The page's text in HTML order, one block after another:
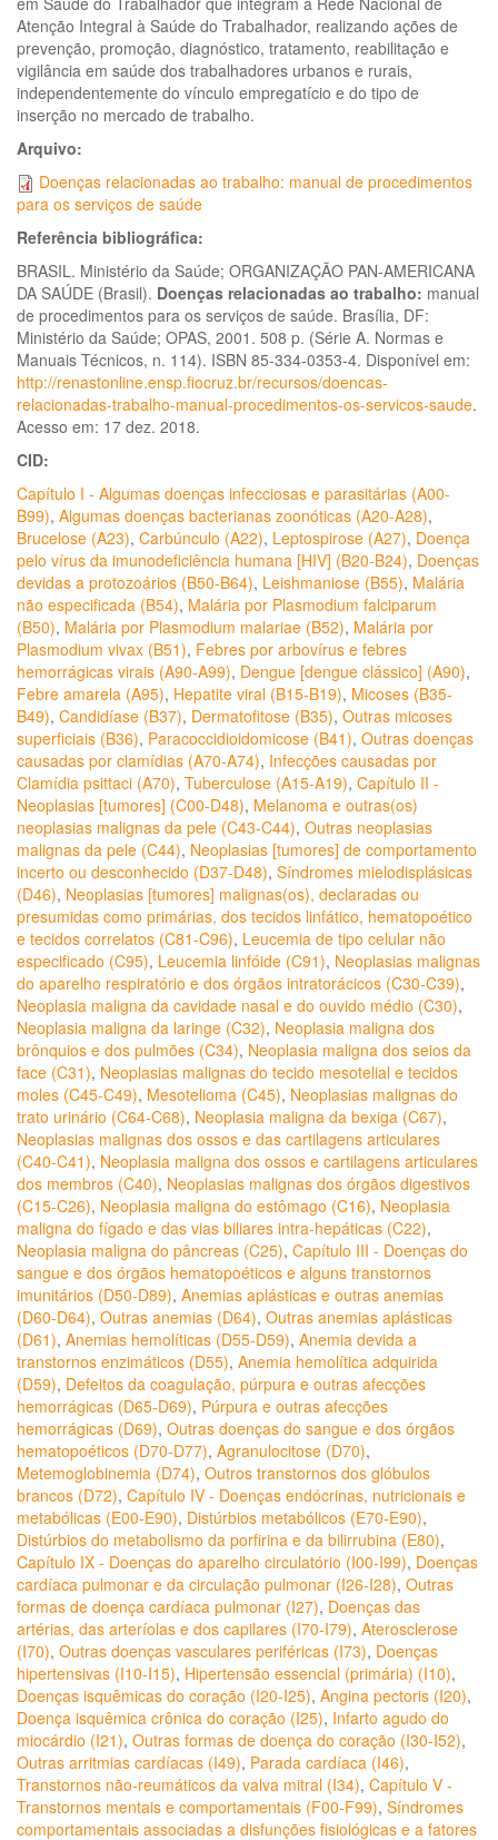
Atenção Integral à Saúde do Trabalhador, realizando ações de
prevenção, promoção, diagnóstico, tratamento, reabilitação e
vigilância em saúde dos trabalhadores urbanos e rurais,
independentemente do vínculo empregatício e do tipo de
inserção no mercado de trabalho.
Arquivo:
Doenças relacionadas ao trabalho: manual de procedimentos
para os serviços de saúde
Referência bibliográfica:
BRASIL. Ministério da Saúde; ORGANIZAÇÃO PAN-AMERICANA
DA SAÚDE (Brasil). Doenças relacionadas ao trabalho: manual
de procedimentos para os serviços de saúde. Brasília, DF:
Ministério da Saúde; OPAS, 2001. 508 p. (Série A. Normas e
Manuais Técnicos, n. 114). ISBN 85-334-0353-4. Disponível em:
http://renastonline.ensp.fiocruz.br/recursos/doencas-
relacionadas-trabalho-manual-procedimentos-os-servicos-saude.
Acesso em: 17 dez. 2018.
CID:
Capítulo I - Algumas doenças infecciosas e parasitárias (A00-
B99), Algumas doenças bacterianas zoonóticas (A20-A28),
Brucelose (A23), Carbúnculo (A22), Leptospirose (A27), Doença
pelo vírus da imunodeficiência humana [HIV] (B20-B24), Doenças
devidas a protozoários (B50-B64), Leishmaniose (B55), Malária
não especificada (B54), Malária por Plasmodium falciparum
(B50), Malária por Plasmodium malariae (B52), Malária por
Plasmodium vivax (B51), Febres por arbovírus e febres
hemorrágicas virais (A90-A99), Dengue [dengue clássico] (A90),
Febre amarela (A95), Hepatite viral (B15-B19), Micoses (B35-
B49), Candidíase (B37), Dermatofitose (B35), Outras micoses
superficiais (B36), Paracoccidioidomicose (B41), Outras doenças
causadas por clamídias (A70-A74), Infecções causadas por
Clamídia psittaci (A70), Tuberculose (A15-A19), Capítulo II -
Neoplasias [tumores] (C00-D48), Melanoma e outras(os)
neoplasias malignas da pele (C43-C44), Outras neoplasias
malignas da pele (C44), Neoplasias [tumores] de comportamento
incerto ou desconhecido (D37-D48), Síndromes mielodisplásicas
(D46), Neoplasias [tumores] malignas(os), declaradas ou
presumidas como primárias, dos tecidos linfático, hematopoético
e tecidos correlatos (C81-C96), Leucemia de tipo celular não
especificado (C95), Leucemia linfóide (C91), Neoplasias malignas
do aparelho respiratório e dos órgãos intratorácicos (C30-C39),
Neoplasia maligna da cavidade nasal e do ouvido médio (C30),
Neoplasia maligna da laringe (C32), Neoplasia maligna dos
brônquios e dos pulmões (C34), Neoplasia maligna dos seios da
face (C31), Neoplasias malignas do tecido mesotelial e tecidos
moles (C45-C49), Mesotelioma (C45), Neoplasias malignas do
trato urinário (C64-C68), Neoplasia maligna da bexiga (C67),
Neoplasias malignas dos ossos e das cartilagens articulares
(C40-C41), Neoplasia maligna dos ossos e cartilagens articulares
dos membros (C40), Neoplasias malignas dos órgãos digestivos
(C15-C26), Neoplasia maligna do estômago (C16), Neoplasia
maligna do fígado e das vias biliares intra-hepáticas (C22),
Neoplasia maligna do pâncreas (C25), Capítulo III - Doenças do
sangue e dos órgãos hematopoéticos e alguns transtornos
imunitários (D50-D89), Anemias aplásticas e outras anemias
(D60-D64), Outras anemias (D64), Outras anemias aplásticas
(D61), Anemias hemolíticas (D55-D59), Anemia devida a
transtornos enzimáticos (D55), Anemia hemolítica adquirida
(D59), Defeitos da coagulação, púrpura e outras afecções
hemorrágicas (D65-D69), Púrpura e outras afecções
hemorrágicas (D69), Outras doenças do sangue e dos órgãos
hematopoéticos (D70-D77), Agranulocitose (D70),
Metemoglobinemia (D74), Outros transtornos dos glóbulos
brancos (D72), Capítulo IV - Doenças endócrinas, nutricionais e
metabólicas (E00-E90), Distúrbios metabólicos (E70-E90),
Distúrbios do metabolismo da porfirina e da bilirrubina (E80),
Capítulo IX - Doenças do aparelho circulatório (I00-I99), Doenças
cardíaca pulmonar e da circulação pulmonar (I26-I28), Outras
formas de doença cardíaca pulmonar (I27), Doenças das
artérias, das arteríolas e dos capilares (I70-I79), Aterosclerose
(I70), Outras doenças vasculares periféricas (I73), Doenças
hipertensivas (I10-I15), Hipertensão essencial (primária) (I10),
Doenças isquêmicas do coração (I20-I25), Angina pectoris (I20),
Doença isquêmica crônica do coração (I25), Infarto agudo do
miocárdio (I21), Outras formas de doença do coração (I30-I52),
Outras arritmias cardíacas (I49), Parada cardíaca (I46),
Transtornos não-reumáticos da valva mitral (I34), Capítulo V -
Transtornos mentais e comportamentais (F00-F99), Síndromes
comportamentais associadas a disfunções fisiológicas e a fatores